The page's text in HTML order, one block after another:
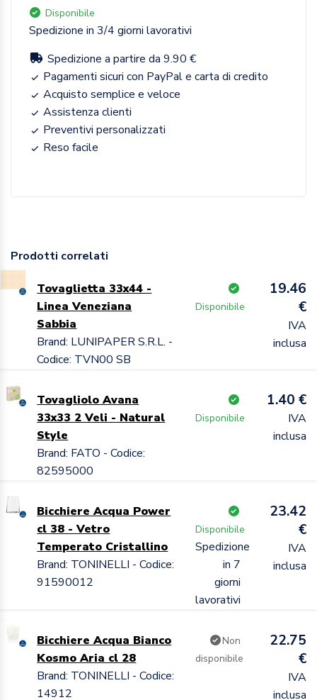
Disponibile
Spedizione in 3/4 giorni lavorativi
Spedizione a partire da 9.90 €
Pagamenti sicuri con PayPal e carta di credito
Acquisto semplice e veloce
Assistenza clienti
Preventivi personalizzati
Reso facile
Prodotti correlati
Tovaglietta 33x44 -
Linea Veneziana
Sabbia
Brand: LUNIPAPER S.R.L. -
Codice: TVN00 SB
Disponibile
19.46
€
IVA
inclusa
Tovagliolo Avana
33x33 2 Veli - Natural
Style
Brand: FATO - Codice:
82595000
Disponibile
1.40 €
IVA
inclusa
Bicchiere Acqua Power
cl 38 - Vetro
Temperato Cristallino
Brand: TONINELLI - Codice:
91590012
Disponibile
Spedizione
in 7
giorni
lavorativi
23.42
€
IVA
inclusa
Bicchiere Acqua Bianco
Kosmo Aria cl 28
Brand: TONINELLI - Codice:
14912
Non
disponibile
22.75
€
IVA
inclusa